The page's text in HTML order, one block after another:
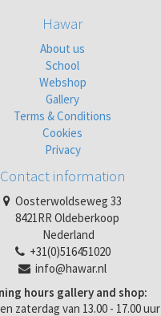
Hawar
About us
School
Webshop
Gallery
Terms & Conditions
Cookies
Privacy
Contact information
Oosterwoldseweg 33
8421RR Oldeberkoop
Nederland
+31(0)516451020
info@hawar.nl
hours gallery and shop:
zaterdag van 13.00 - 17.00 uur